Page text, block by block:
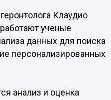
Клаудио
ученые
данных для поиска
персонализированных
анализ и оценка